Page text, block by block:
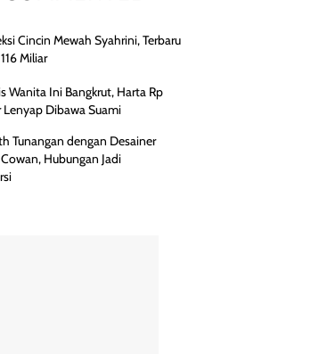
Cincin Mewah Syahrini, Terbaru
Miliar
Wanita Ini Bangkrut, Harta Rp
Lenyap Dibawa Suami
Tunangan dengan Desainer
Hubungan Jadi